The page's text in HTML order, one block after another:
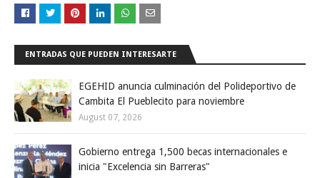
ENTRADAS QUE PUEDEN INTERESARTE
EGEHID anuncia culminación del Polideportivo de
Cambita El Pueblecito para noviembre
August 07, 2026
Gobierno entrega 1,500 becas internacionales e
inicia "Excelencia sin Barreras"